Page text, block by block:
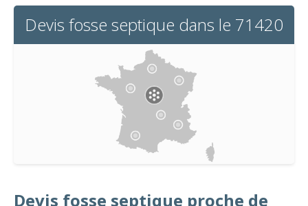
Devis fosse septique dans le 71420
Devis fosse septique proche de